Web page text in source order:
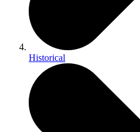
Historical